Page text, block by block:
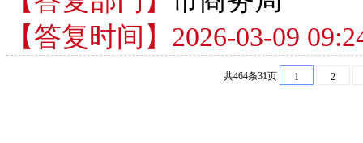
【答复时间】2026-03-09
共464条31页 1 2